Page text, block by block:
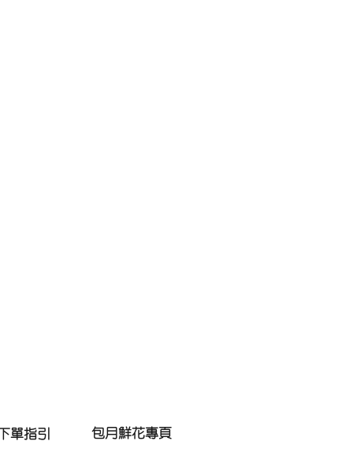
單指引 包月鮮花專頁